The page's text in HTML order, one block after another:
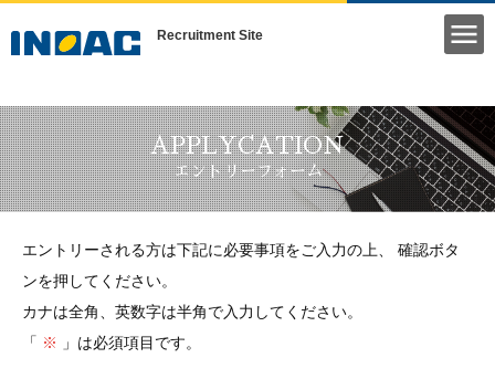
Recruitment Site
APPLYCATION
エントリーフォーム
エントリーされる方は下記に必要事項をご入力の上、 確認ボタ
ンを押してください。
カナは全角、英数字は半角で入力してください。
「 ※ 」は必須項目です。